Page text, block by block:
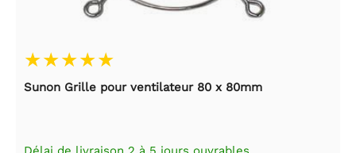
Sunon Grille pour ventilateur 80 x 80mm